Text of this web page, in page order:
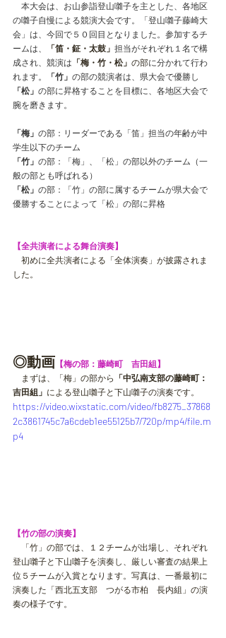
本大会は、お山参詣登山囃子を主とした、各地区
の囃子自慢による競演大会です。「登山囃子藤崎大
会」は、今回で５０回目となりました。参加するチ
ームは、
「笛・鉦・太鼓」 担当がそれぞれ１名で構
成され、競演は 「梅・竹・松」 の部に分かれて行わ
れます。
「竹」 の部の競演者は、県大会で優勝し
「松」 の部に昇格することを目標に、各地区大会で
腕を磨きます。
「梅」 の部：リーダーである「笛」担当の年齢が中
学生以下のチーム
「竹」 の部：「梅」、「松」の部以外のチーム（一
般の部とも呼ばれる）
「松」 の部：「竹」の部に属するチームが県大会で
優勝することによって「松」の部に昇格
【全共演者による舞台演奏】
初めに全共演者による「全体演奏」が披露されま
した。
◎動画 【梅の部：藤崎町　吉田組】
まずは、「梅」の部から
「中弘南支部の藤崎町：
吉田組」 による登山囃子と下山囃子の演奏です。
https://video.wixstatic.com/video/fb8275_37868
2c3861745c7a6cdeb1ee55125b7/720p/mp4/file.m
p4
【竹の部の演奏】
「竹」の部では、１２チームが出場し、それぞれ
登山囃子と下山囃子を演奏し、厳しい審査の結果上
位５チームが入賞となります。写真は、一番最初に
演奏した「西北五支部　つがる市柏 長内組」の演
奏の様子です。